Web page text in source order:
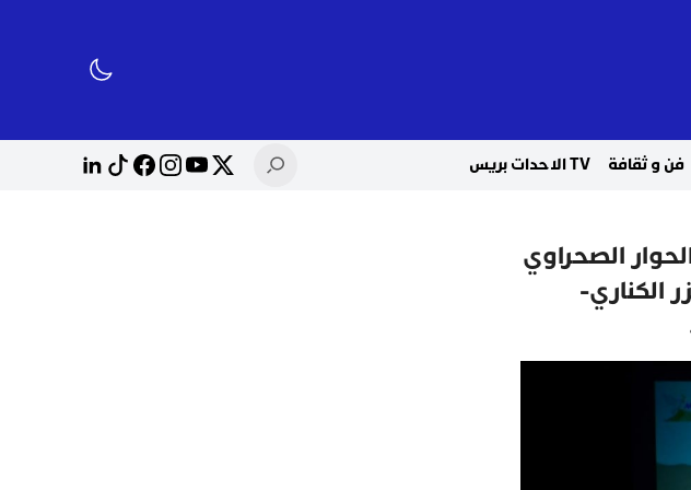
فن و ثقافة TV الاحدات بريس
الصحراوي
الكناري-